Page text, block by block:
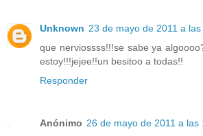
Unknown 23 de mayo de 2011 a las
que nerviossss!!!se sabe ya
estoy!!!jejee!!un besitoo a todas!!
Responder
Anónimo 26 de mayo de 2011 a las